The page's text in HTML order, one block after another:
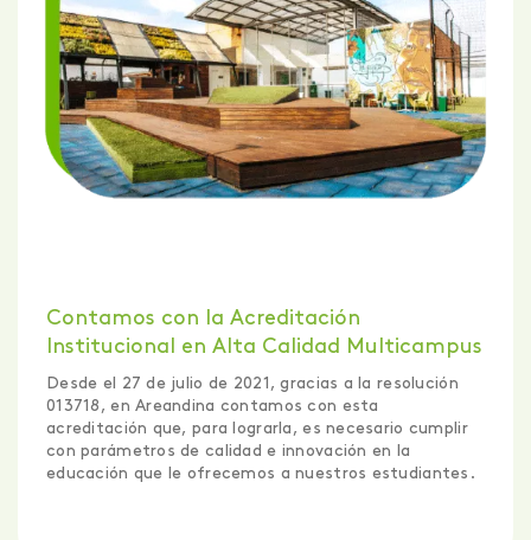
Otro punto muy importante que debes tener en
cuenta cuando hablamos deAreandina, es que
contamos con la Certificación Internacional QS Stars
que evalúa los siguientes aspectos como:
Enseñanza.
Desarrollo académico.
Empleabilidad.